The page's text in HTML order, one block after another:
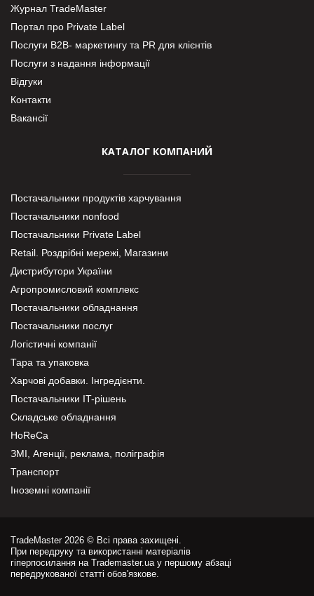
Журнал TradeMaster
Портал про Private Label
Послуги В2В- маркетингу та PR для клієнтів
Послуги з надання інформації
Відгуки
Контакти
Вакансії
КАТАЛОГ КОМПАНИЙ
Постачальники продуктів харчування
Постачальники nonfood
Постачальники Private Label
Retail. Роздрібні мережі, Магазини
Дистрибутори України
Агропромисловий комплекс
Постачальники обладнання
Постачальники послуг
Логістичні компанії
Тара та упаковка
Харчові добавки. Інгредієнти.
Постачальники IT-рішень
Складське обладнання
HoReCa
ЗМІ, Агенції, реклама, поліграфія
Транспорт
Іноземні компанії
TradeMaster 2026 © Всі права захищені.
При передруку та використанні матеріалів
гіперпосилання на Trademaster.ua у першому абзаці
передрукованої статті обов'язкове.